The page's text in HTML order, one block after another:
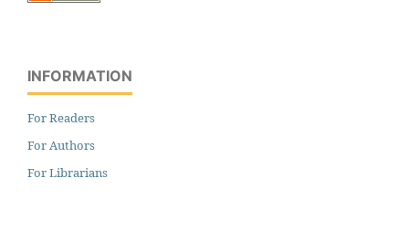
INFORMATION
For Readers
For Authors
For Librarians